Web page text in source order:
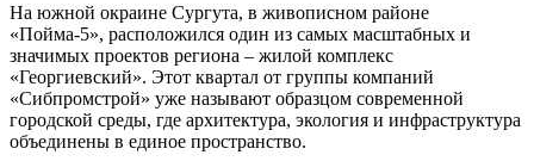
На южной окраине Сургута, в живописном районе
«Пойма-5», расположился один из самых масштабных и
значимых проектов региона ‒ жилой комплекс
«Георгиевский». Этот квартал от группы компаний
«Сибпромстрой» уже называют образцом современной
городской среды, где архитектура, экология и инфраструктура
объединены в единое пространство.